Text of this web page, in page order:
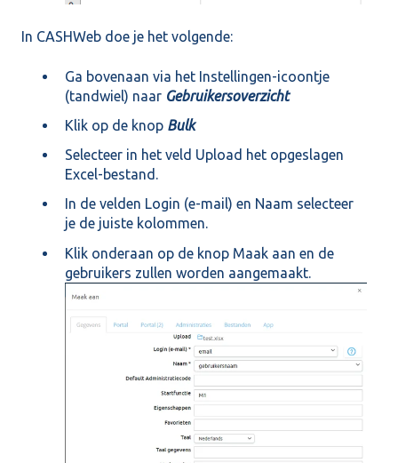
In CASHWeb doe je het volgende:
Ga bovenaan via het Instellingen-icoontje
(tandwiel) naar Gebruikersoverzicht
Klik op de knop Bulk
Selecteer in het veld Upload het opgeslagen
Excel-bestand.
In de velden Login (e-mail) en Naam selecteer
je de juiste kolommen.
Klik onderaan op de knop Maak aan en de
gebruikers zullen worden aangemaakt.